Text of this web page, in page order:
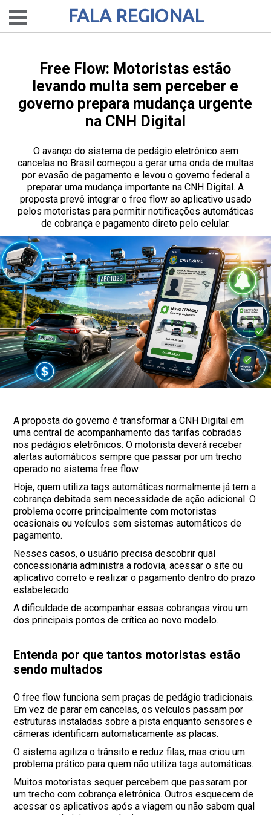
FALA REGIONAL
Free Flow: Motoristas estão
levando multa sem perceber e
governo prepara mudança urgente
na CNH Digital
O avanço do sistema de pedágio eletrônico sem
cancelas no Brasil começou a gerar uma onda de multas
por evasão de pagamento e levou o governo federal a
preparar uma mudança importante na CNH Digital. A
proposta prevê integrar o free flow ao aplicativo usado
pelos motoristas para permitir notificações automáticas
de cobrança e pagamento direto pelo celular.
A proposta do governo é transformar a CNH Digital em
uma central de acompanhamento das tarifas cobradas
nos pedágios eletrônicos. O motorista deverá receber
alertas automáticos sempre que passar por um trecho
operado no sistema free flow.
Hoje, quem utiliza tags automáticas normalmente já tem a
cobrança debitada sem necessidade de ação adicional. O
problema ocorre principalmente com motoristas
ocasionais ou veículos sem sistemas automáticos de
pagamento.
Nesses casos, o usuário precisa descobrir qual
concessionária administra a rodovia, acessar o site ou
aplicativo correto e realizar o pagamento dentro do prazo
estabelecido.
A dificuldade de acompanhar essas cobranças virou um
dos principais pontos de crítica ao novo modelo.
Entenda por que tantos motoristas estão
sendo multados
O free flow funciona sem praças de pedágio tradicionais.
Em vez de parar em cancelas, os veículos passam por
estruturas instaladas sobre a pista enquanto sensores e
câmeras identificam automaticamente as placas.
O sistema agiliza o trânsito e reduz filas, mas criou um
problema prático para quem não utiliza tags automáticas.
Muitos motoristas sequer percebem que passaram por
um trecho com cobrança eletrônica. Outros esquecem de
acessar os aplicativos após a viagem ou não sabem qual